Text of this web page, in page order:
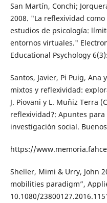
San Martín, Conchi;
2008. "La reflexividad
estudios de psicología:
entornos virtuales."
Educational Psychology
Santos, Javier, Pi Puig, Ana
mixtos y reflexividad:
J. Piovani y L. Muñiz Terra
reflexividad?: Apuntes
investigación social.
https://
Sheller, Mimi & Urry, John
mobilities paradigm”,
10.1080/